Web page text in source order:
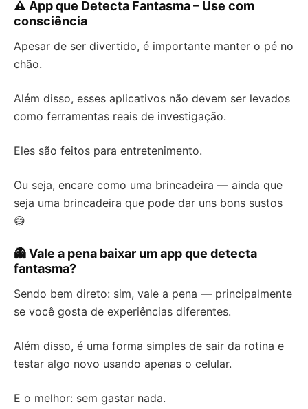
⚠️ App que Detecta Fantasma – Use com
consciência
Apesar de ser divertido, é importante manter o pé no
chão.
Além disso, esses aplicativos não devem ser levados
como ferramentas reais de investigação.
Eles são feitos para entretenimento.
Ou seja, encare como uma brincadeira — ainda que
seja uma brincadeira que pode dar uns bons sustos
😅
👻 Vale a pena baixar um app que detecta
fantasma?
Sendo bem direto: sim, vale a pena — principalmente
se você gosta de experiências diferentes.
Além disso, é uma forma simples de sair da rotina e
testar algo novo usando apenas o celular.
E o melhor: sem gastar nada.